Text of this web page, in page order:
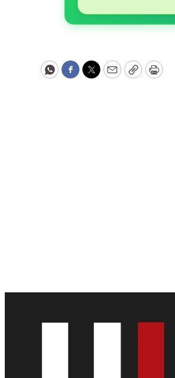
WhatsApp
Facebook
Twitter
EmailCopyPrint